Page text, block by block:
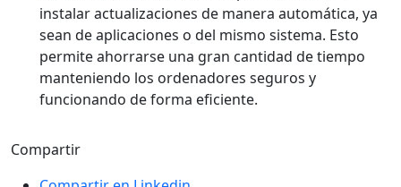
instalar actualizaciones de manera automática, ya
sean de aplicaciones o del mismo sistema. Esto
permite ahorrarse una gran cantidad de tiempo
manteniendo los ordenadores seguros y
funcionando de forma eficiente.
Compartir